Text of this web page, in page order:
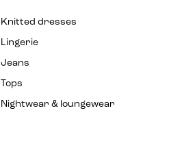
Knitted dresses
Lingerie
Jeans
Tops
Nightwear & loungewear